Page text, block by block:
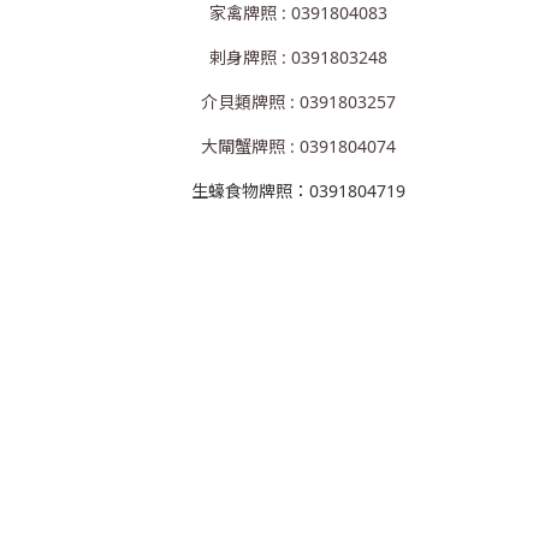
家禽牌照 : 0391804083
剌身牌照 : 0391803248
介貝類牌照 : 0391803257
大閘蟹牌照 : 0391804074
生蠔食物牌照：0391804719